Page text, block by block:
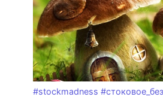
#stockmadness